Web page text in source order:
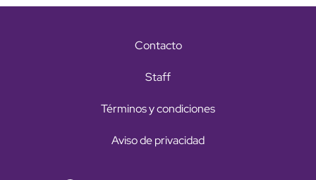
Contacto
Staff
Términos y condiciones
Aviso de privacidad